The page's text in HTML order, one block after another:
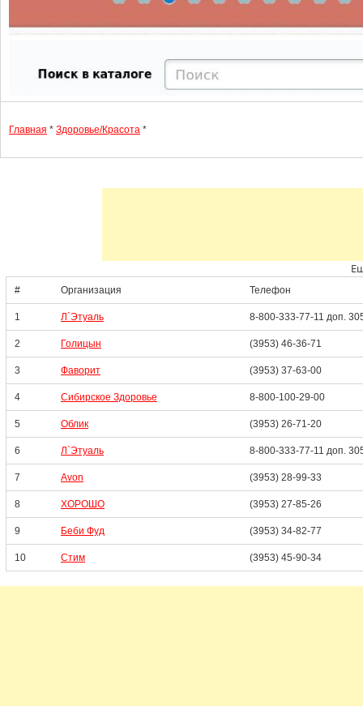
Главная * Здоровье/Красота *
# Организация Телефон
1 Л`Этуаль 8-800-333-77-11 доп.
2 Голицын (3953) 46-36-71
3 Фаворит (3953) 37-63-00
4 Сибирское Здоровье 8-800-100-29-00
5 Облик (3953) 26-71-20
6 Л`Этуаль 8-800-333-77-11 доп.
7 Avon (3953) 28-99-33
8 ХОРОШО (3953) 27-85-26
9 Беби Фуд (3953) 34-82-77
10 Стим (3953) 45-90-34